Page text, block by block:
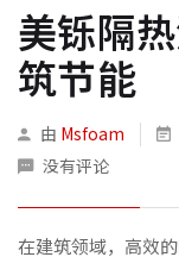
美铄隔
筑节能
由 Msfoam
没有评论
在建筑领域，高效